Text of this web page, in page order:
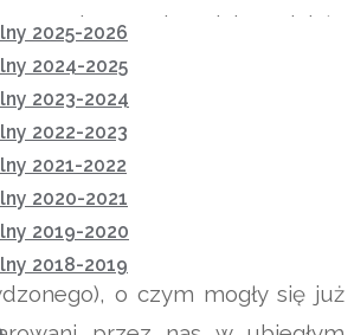
2025-2026
2024-2025
2023-2024
2022-2023
2021-2022
2020-2021
2019-2020
2018-2019
stole, czyniąc piękne dzieło
pierniczków.
zasłaniając się brakiem czasu.
którzy zdecydowali się
pierniczki
o czym mogły się już